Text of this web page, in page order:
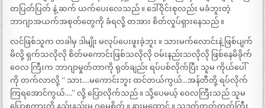
တပြတ်ပြတ် နဲ့ ဆက် ယက်ပေးလေသည် ။ ဒေါ်ဝိုင်းစုလည်း မခံဘူးတဲ့
ဘာဂျာအယက်အစုတ်တွေကို ခံရလို့ တအား စိတ်လှုပ်ရှားနေသည် ။
လင်ဖြစ်သူက တခါမှ ဒါမျိုး မလုပ်ပေးဖူးခဲ့ဘူး ။ သားမက်လောင်းနဲ့ ဖြစ်ပျက်
မိလို့ ရှက်သလိုလို စိတ်မကောင်းဖြစ်သလိုလို ဝမ်းနည်းသလိုလို ဖြစ်နေမိခိုက်
ဝေလ ကြီးက ဘာဂျာမှုတ်တာကို ရုတ်ချည်း ရပ်ပစ်လိုက်ပြီး သူမ ကိုယ်ပေါ်
ကို တက်လာလို့ “ သား….မကောင်းဘူး ထင်တယ်ကွယ်…အန်တီတို့ ရပ်လိုက်
ကြရအောင်ကွယ်….” လို့ ပြောလိုက်သည် ။ သို့ပေမယ့် ဝေလကြီးသည် သူမ
ပြောစကားကို နည်းနည်းမှ ဂရုမစိုက် ။ နားမထောင် ။ သူ့ဒုတ်တုတ်တုတ်ကြီး